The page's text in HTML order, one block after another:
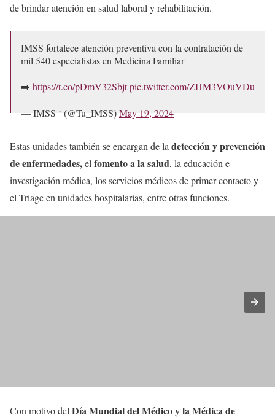
de brindar atención en salud laboral y rehabilitación.
IMSS fortalece atención preventiva con la contratación de
mil 540 especialistas en Medicina Familiar
➡️ https://t.co/pDmV32Sbjtpic.twitter.com/ZHM3VOuVDu
— IMSS  (@Tu_IMSS)May 19, 2024
Estas unidades también se encargan de la detección y prevención
de enfermedades,el fomento a la salud, la educación e
investigación médica, los servicios médicos de primer contacto y
el Triage en unidades hospitalarias, entre otras funciones.
Con motivo delDía Mundial del Médico y la Médica de